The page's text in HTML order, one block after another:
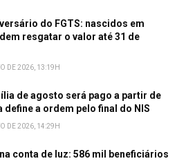
do FGTS: nascidos em
resgatar o valor até 31 de
DE 2026, 13:19H
de agosto será pago a partir de
define a ordem pelo final do NIS
DE 2026, 14:29H
conta de luz: 586 mil beneficiários